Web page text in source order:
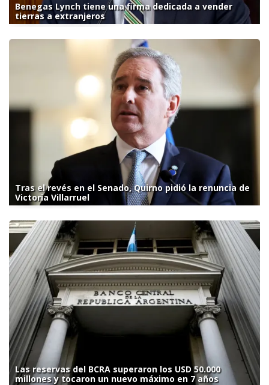
Benegas Lynch tiene una firma dedicada a vender
tierras a extranjeros
Tras el revés en el Senado, Quirno pidió la renuncia de
Victoria Villarruel
Las reservas del BCRA superaron los USD 50.000
millones y tocaron un nuevo máximo en 7 años